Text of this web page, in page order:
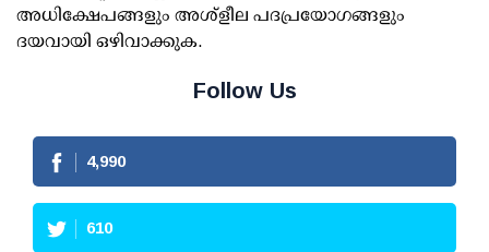
അധിക്ഷേപങ്ങളും അശ്‌ളീല പദപ്രയോഗങ്ങളും
ദയവായി ഒഴിവാക്കുക.
Follow Us
4,990
610